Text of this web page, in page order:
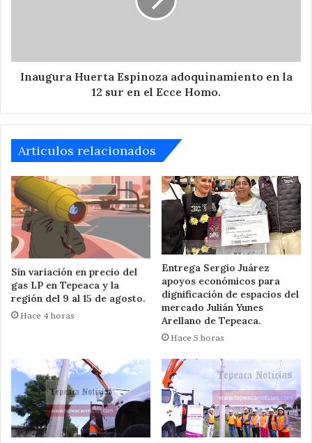
en
Inaugura Huerta Espinoza adoquinamiento en la
12 sur en el Ecce Homo.
Articulos relacionados
Sin variación en precio del
gas LP en Tepeaca y la
región del 9 al 15 de agosto.
Hace 4 horas
Entrega Sergio Juárez
apoyos económicos para
dignificación de espacios del
mercado Julián Yunes
Arellano de Tepeaca.
Hace 5 horas